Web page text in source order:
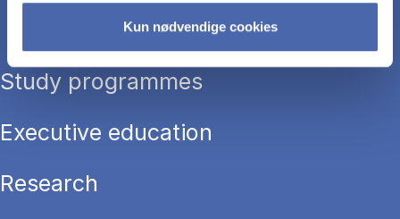
Kun nødvendige cookies
Study programmes
Executive education
Research